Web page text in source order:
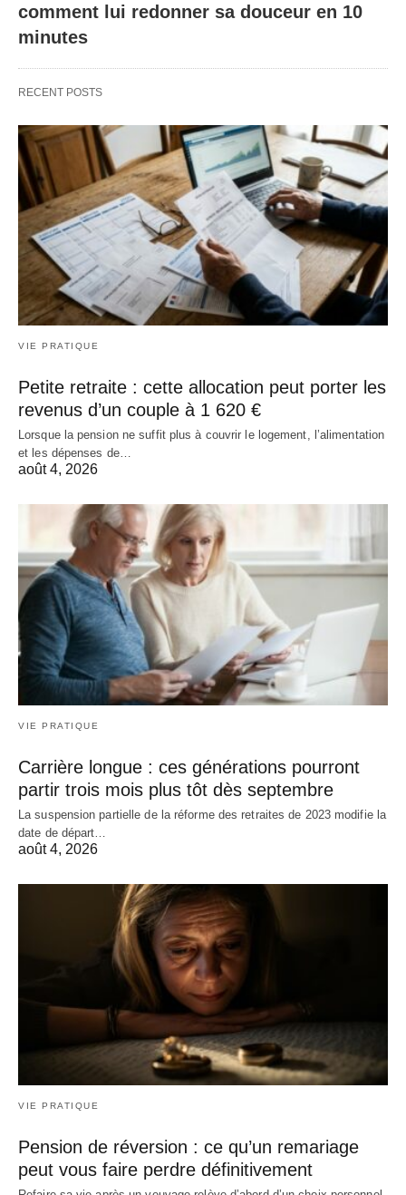
comment lui redonner sa douceur en 10
minutes
RECENT POSTS
VIE PRATIQUE
Petite retraite : cette allocation peut porter les
revenus d’un couple à 1 620 €
Lorsque la pension ne suffit plus à couvrir le logement, l’alimentation
et les dépenses de…
août 4, 2026
VIE PRATIQUE
Carrière longue : ces générations pourront
partir trois mois plus tôt dès septembre
La suspension partielle de la réforme des retraites de 2023 modifie la
date de départ…
août 4, 2026
VIE PRATIQUE
Pension de réversion : ce qu’un remariage
peut vous faire perdre définitivement